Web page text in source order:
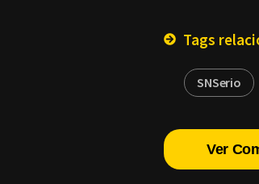
Tags
SNSerio
Ver